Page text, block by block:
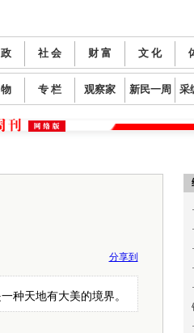
社 会 财 富 文 化
专 栏 观察家 新民一周 采
分享到
种天地有大美的境界。
·
·
·
·
·
·